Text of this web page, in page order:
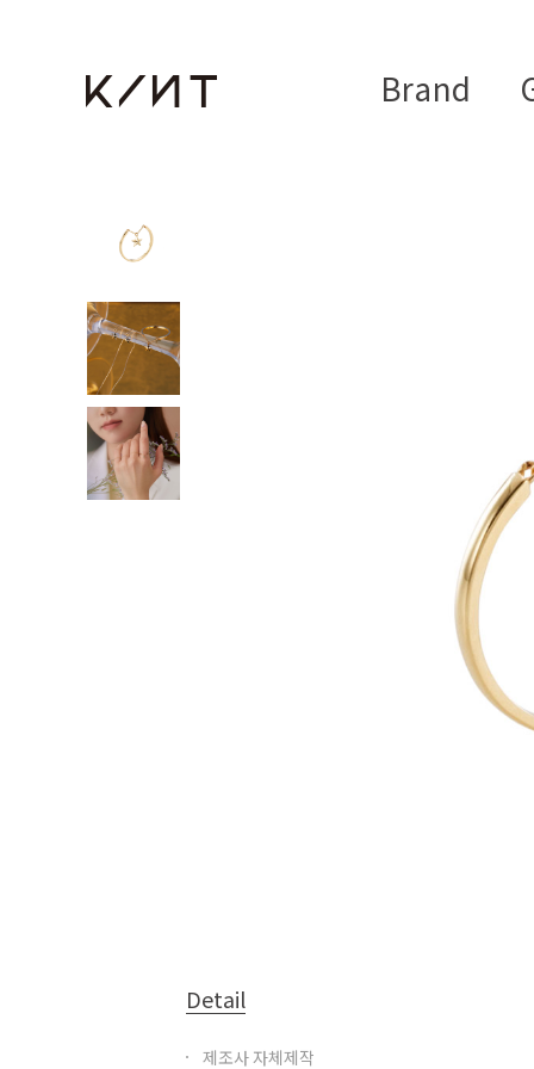
Brand
Detail
제조사 자체제작